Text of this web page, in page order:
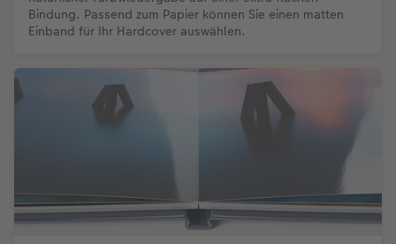
Bindung. Passend zum Papier können Sie einen matten
Einband für Ihr Hardcover auswählen.